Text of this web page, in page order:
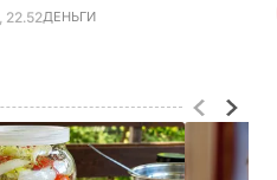
22.52ДЕНЬГИ